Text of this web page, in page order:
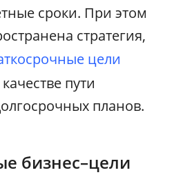
сроки. При этом
стратегия,
цели
пути
планов.
бизнес–цели